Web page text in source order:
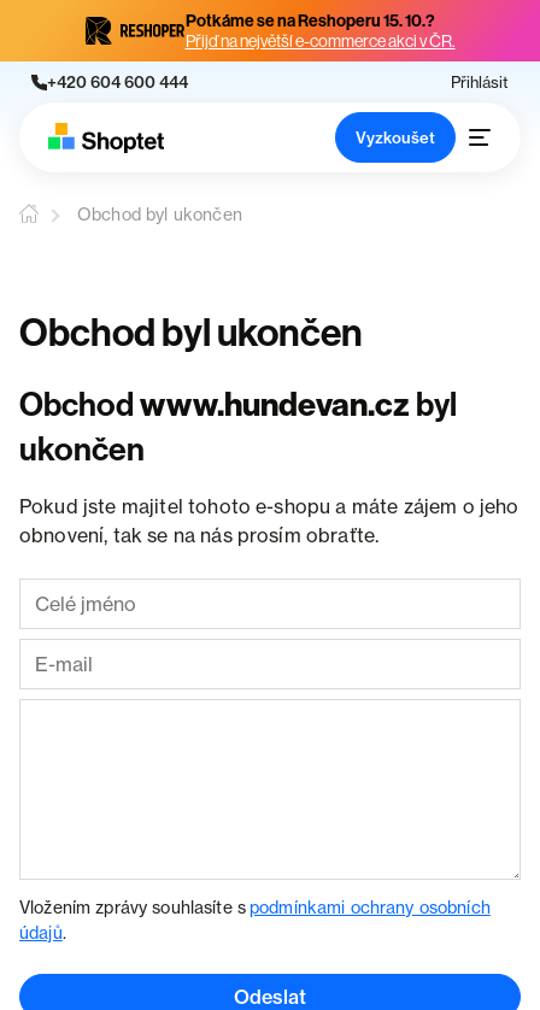
Potkáme se na Reshoperu 15. 10.?
Přijď na největší e-commerce akci v ČR.
+420 604 600 444 Přihlásit
Vyzkoušet
Obchod byl ukončen
Obchod byl ukončen
Obchodwww.hundevan.cz byl
ukončen
Pokud jste majitel tohoto e-shopu a máte zájem o jeho
obnovení, tak se na nás prosím obraťte.
Vložením zprávy souhlasíte spodmínkami ochrany osobních
údajů.
Odeslat